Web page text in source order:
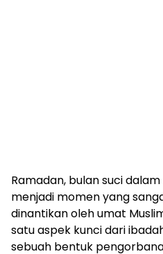
Ramadan, bulan suci
menjadi momen yang
dinantikan oleh umat
satu aspek kunci dari
sebuah bentuk